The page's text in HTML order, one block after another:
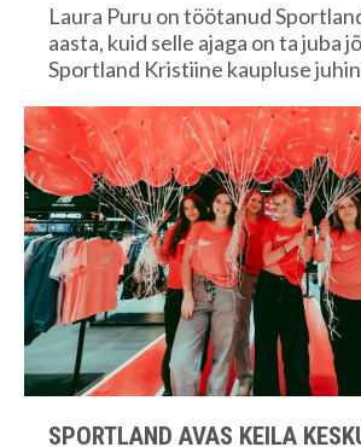
Laura Puru on töötanud
aasta, kuid selle ajaga on ta juba
Sportland Kristiine kaupluse
SPORTLAND AVAS KEILA